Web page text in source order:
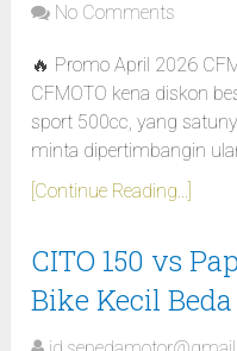
No Comments
🔥 Promo April 2026
CFMOTO kena diskon
sport 500cc, yang
minta dipertimbangin
[Continue Reading...]
CITO 150 vs
Bike Kecil